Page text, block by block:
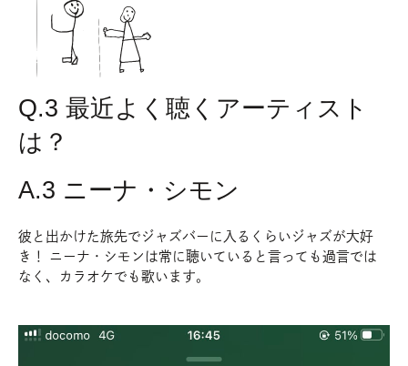
Q.3 最近よく聴くアーティスト
は？
A.3 ニーナ・シモン
彼と出かけた旅先でジャズバーに入るくらいジャズが大好
き！ ニーナ・シモンは常に聴いていると言っても過言では
なく、カラオケでも歌います。
ya